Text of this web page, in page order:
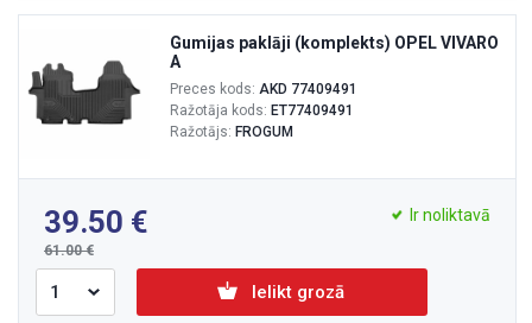
Gumijas paklāji (komplekts) OPEL VIVARO
A
Preces kods: AKD 77409491
Ražotāja kods: ET77409491
Ražotājs: FROGUM
39.50
61.00
Ir noliktavā
Ielikt grozā